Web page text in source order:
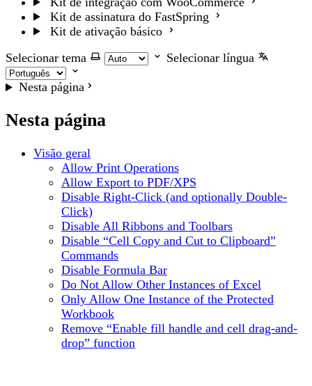
Kit de assinatura do FastSpring
Kit de ativação básico
Selecionar tema
Selecionar língua
Nesta página
Nesta página
Visão geral
Allow Print Operations
Allow Export to PDF/XPS
Disable Right-Click (and optionally Double-
Click)
Disable All Ribbons and Toolbars
Disable “Cell Copy and Cut to Clipboard”
Commands
Disable Formula Bar
Do Not Allow Other Instances of Excel
Only Allow One Instance of the Protected
Workbook
Remove “Enable fill handle and cell drag-and-
drop” function